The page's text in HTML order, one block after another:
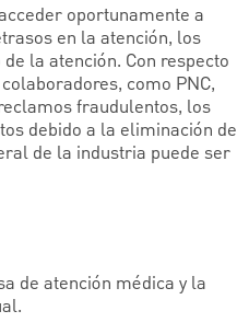
oportunamente a
en la atención, los
la atención. Con respecto
como PNC,
fraudulentos, los
debido a la eliminación de
de la industria puede ser
de atención médica y la